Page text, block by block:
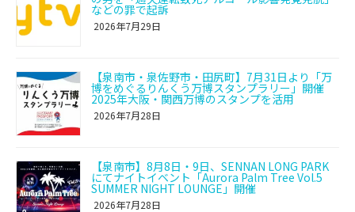
などの罪で起訴
2026年7月29日
【泉南市・泉佐野市・田尻町】7月31日より「万
博をめぐるりんくう万博スタンプラリー」開催
2025年大阪・関西万博のスタンプを活用
2026年7月28日
【泉南市】8月8日・9日、SENNAN LONG PARK
にてナイトイベント「Aurora Palm Tree Vol.5
SUMMER NIGHT LOUNGE」開催
2026年7月28日